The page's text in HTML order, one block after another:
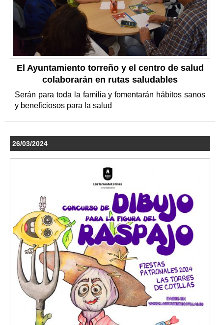
El Ayuntamiento torreño y el centro de salud
colaborarán en rutas saludables
Serán para toda la familia y fomentarán hábitos sanos
y beneficiosos para la salud
26/03/2024